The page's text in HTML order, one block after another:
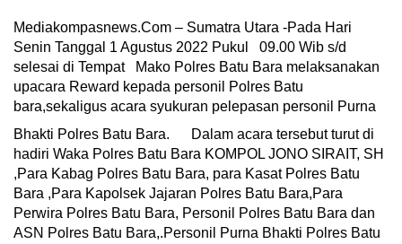
Mediakompasnews.Com – Sumatra Utara -Pada Hari
Senin Tanggal 1 Agustus 2022 Pukul 09.00 Wib s/d
selesai di Tempat Mako Polres Batu Bara melaksanakan
upacara Reward kepada personil Polres Batu
bara,sekaligus acara syukuran pelepasan personil Purna
Bhakti Polres Batu Bara.
Dalam acara tersebut turut di
hadiri Waka Polres Batu Bara KOMPOL JONO SIRAIT, SH
,Para Kabag Polres Batu Bara, para Kasat Polres Batu
Bara ,Para Kapolsek Jajaran Polres Batu Bara,Para
Perwira Polres Batu Bara, Personil Polres Batu Bara dan
ASN Polres Batu Bara,.Personil Purna Bhakti Polres Batu